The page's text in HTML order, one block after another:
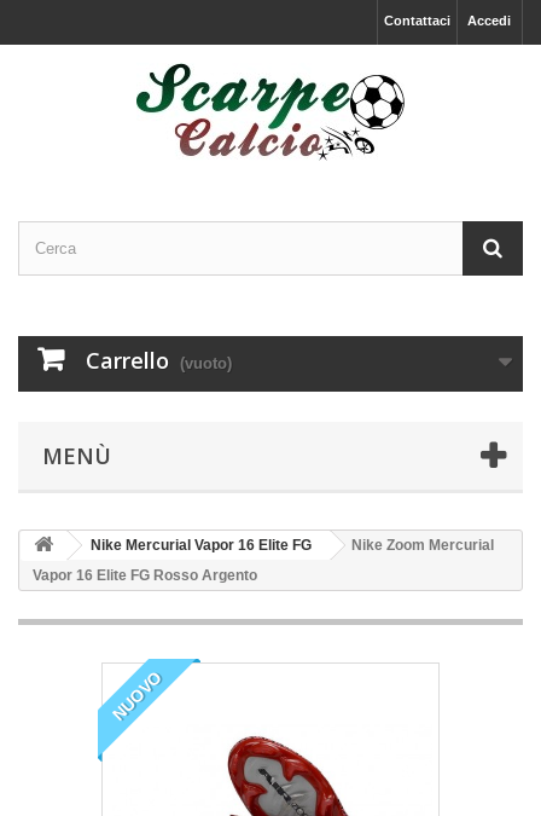
Accedi
Contattaci
Carrello (vuoto)
MENÙ
Nike Mercurial Vapor 16 Elite FG
Nike Zoom Mercurial
Vapor 16 Elite FG Rosso Argento
NUOVO